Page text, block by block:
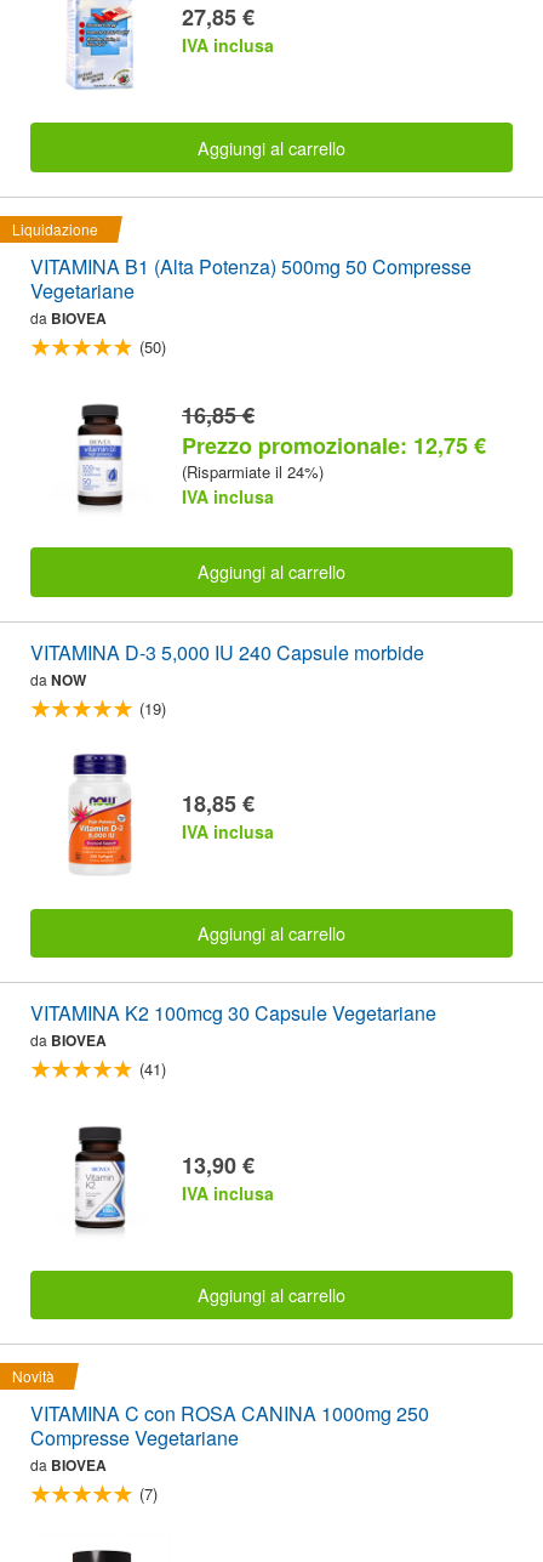
27,85 €
IVA inclusa
Aggiungi al carrello
Liquidazione
VITAMINA B1 (Alta Potenza) 500mg 50 Compresse
Vegetariane
da BIOVEA
(50)
16,85 €
Prezzo promozionale: 12,75 €
(Risparmiate il 24%)
IVA inclusa
Aggiungi al carrello
VITAMINA D-3 5,000 IU 240 Capsule morbide
da NOW
(19)
18,85 €
IVA inclusa
Aggiungi al carrello
VITAMINA K2 100mcg 30 Capsule Vegetariane
da BIOVEA
(41)
13,90 €
IVA inclusa
Aggiungi al carrello
Novità
VITAMINA C con ROSA CANINA 1000mg 250
Compresse Vegetariane
da BIOVEA
(7)